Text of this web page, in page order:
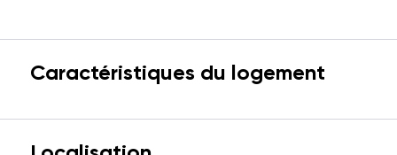
Caractéristiques du logement